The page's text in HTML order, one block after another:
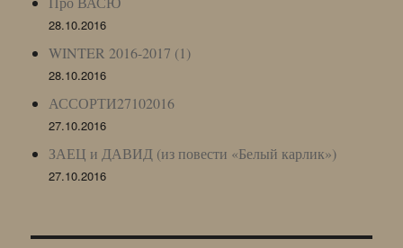
28.10.2016
WINTER 2016-2017 (1)
28.10.2016
АССОРТИ27102016
27.10.2016
ЗАЕЦ и ДАВИД (из повести «Белый карлик»)
27.10.2016